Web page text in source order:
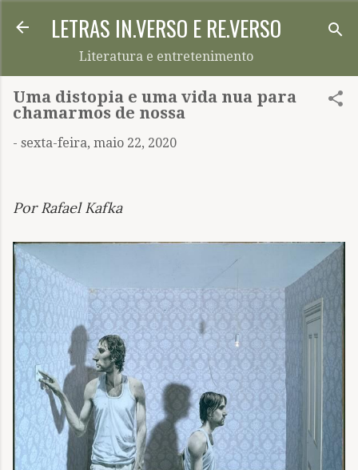
Pular para o conteúdo principal
LETRAS IN.VERSO E RE.VERSO
Literatura e entretenimento
Uma distopia e uma vida nua para
chamarmos de nossa
- sexta-feira, maio 22, 2020
Por Rafael Kafka